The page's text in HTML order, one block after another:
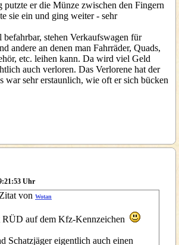
putzte er die Münze zwischen den Fingern
sie ein und ging weiter - sehr
stehen Verkaufswagen für
andere an denen man Fahrräder, Quads,
etc. leihen kann. Da wird viel Geld
auch verloren. Das Verlorene hat der
war sehr erstaunlich, wie oft er sich bücken
Uhr
von Wotan
RÜD auf dem Kfz-Kennzeichen
Schatzjäger eigentlich auch einen